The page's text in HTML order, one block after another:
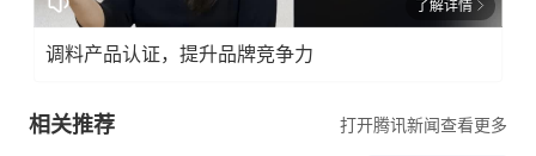
了解详情
调料产品认证，提升品牌竞争力
相关推荐 打开腾讯新闻查看更多